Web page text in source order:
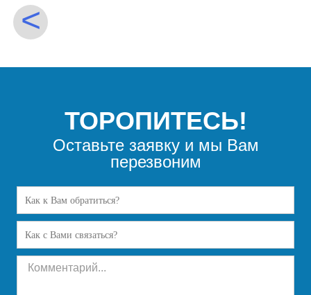
<
ТОРОПИТЕСЬ!
Оставьте заявку и мы Вам
перезвоним